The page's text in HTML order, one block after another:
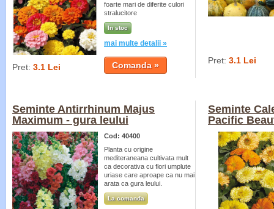
foarte mari de diferite culori
stralucitore
In stoc
mai multe detalii »
Pret: 3.1 Lei
Pret: 3.1 Lei
Seminte Antirrhinum Majus
Maximum - gura leului
Cod: 40400
Planta cu origine
mediteraneana cultivata mult
ca decorativa cu flori umplute
uriase care aproape ca nu mai
arata ca gura leului.
La comanda
Seminte
Pacific